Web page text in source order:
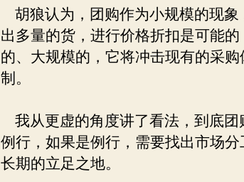
胡狼认为，团购作为小规模的现象
出多量的货，进行价格折扣是可能
的、大规模的，它将冲击现有的采
制。
我从更虚的角度讲了看法，到底团
例行，如果是例行，需要找出市场
长期的立足之地。